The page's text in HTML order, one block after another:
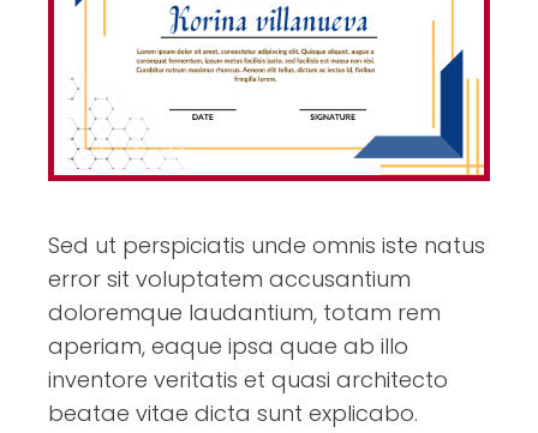
Sed ut perspiciatis unde omnis iste natus
error sit voluptatem accusantium
doloremque laudantium, totam rem
aperiam, eaque ipsa quae ab illo
inventore veritatis et quasi architecto
beatae vitae dicta sunt explicabo.